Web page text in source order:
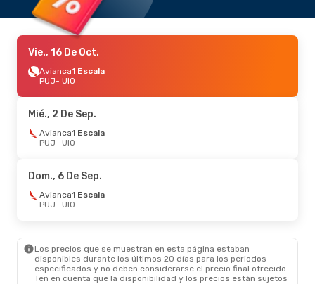
Vie., 16 De Oct.
Avianca1 Escala
PUJ- UIO
Mié., 2 De Sep.
Avianca1 Escala
PUJ- UIO
Dom., 6 De Sep.
Avianca1 Escala
PUJ- UIO
Los precios que se muestran en esta página estaban
disponibles durante los últimos 20 días para los periodos
especificados y no deben considerarse el precio final ofrecido.
Ten en cuenta que la disponibilidad y los precios están sujetos